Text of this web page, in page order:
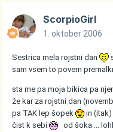
ScorpioGirl
1. oktober 2006
Sestrica mela rojstni dan
sam vsem to povem
sta me pa moja bikica pa
že kar za rojstni dan
pa TAK lep šopek
in
čist k sebi
od šoka ...